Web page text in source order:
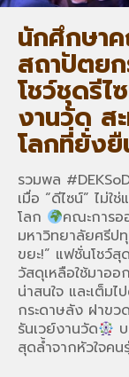
นักศึกษา
สถาปัตย
โชว์ชุดรีไ
งานวัด ส
โลกที่ยั่ง
รวมพล
เมื่อ “ดีไซน์” ไม่ใ
โลก
คณะการอ
มหาวิทยาลัยศรีป
ขยะ!” แฟชั่นโชว์
วัสดุเหลือใช้มาอ
น่าสนใจ และเต็ม
กระดาษลัง ฝาข
รันเวย์งานวัด
สุดล้ำจากหัวใจคน